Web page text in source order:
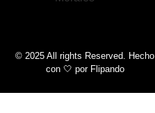
© 2025 All rights Reserved. Hecho
con 🤍 por Flipando